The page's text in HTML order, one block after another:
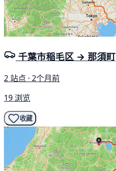
千葉市稲毛区 → 那須町
2 站点 · 2个月前
19 浏览
收藏